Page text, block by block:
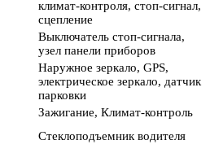
климат-контроля, стоп-сигнал,
сцепление
Выключатель стоп-сигнала,
узел панели приборов
Наружное зеркало, GPS,
электрическое зеркало, датчик
парковки
Зажигание, Климат-контроль
Стеклоподъемник водителя